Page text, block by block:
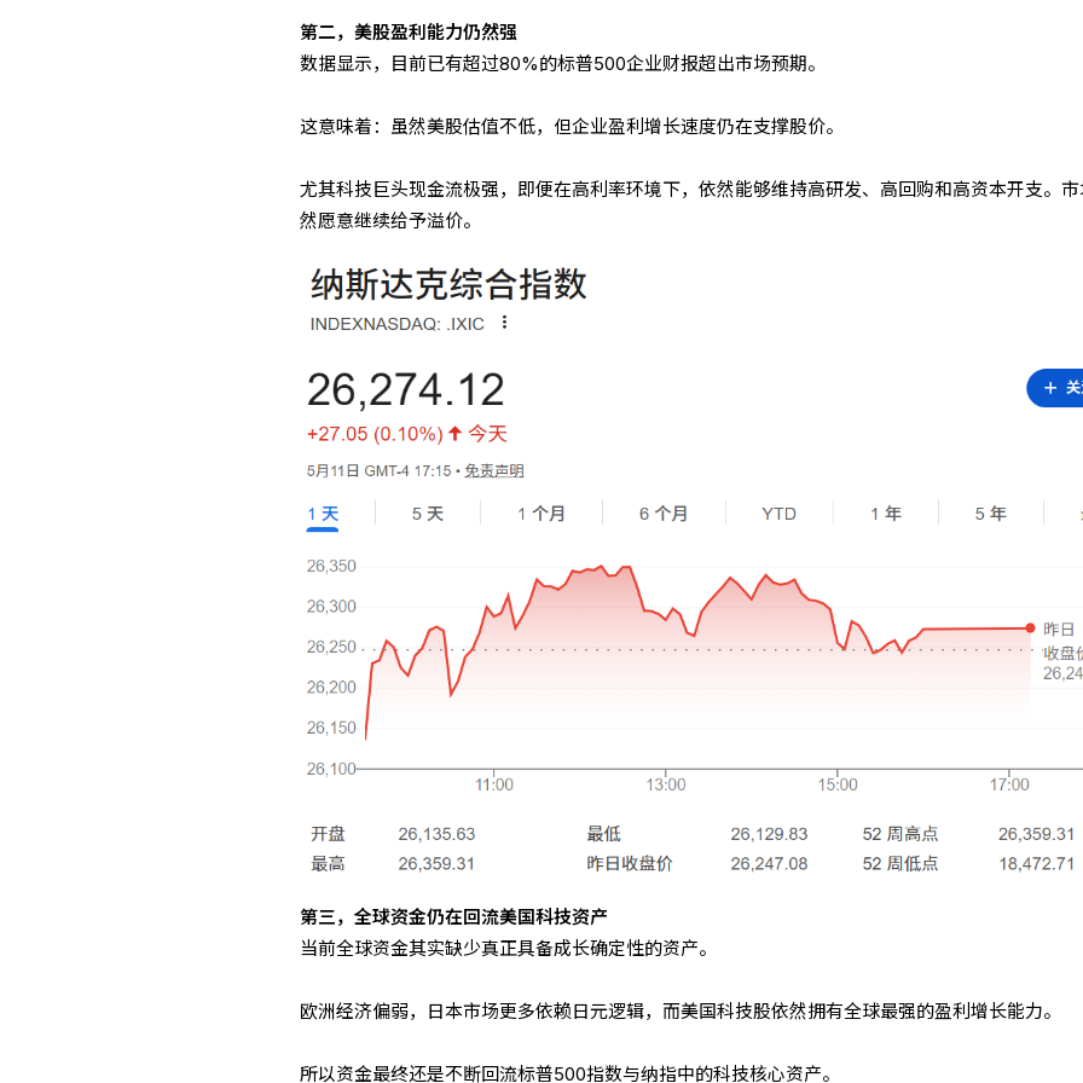
第二，美股盈利能力仍然强
数据显示，目前已有超过80%的标普500企业财报超出市场预期。
这意味着：虽然美股估值不低，但企业盈利增长速度仍在支撑股价。
尤其科技巨头现金流极强，即便在高利率环境下，依然能够维持高研发、高回购和高资本开支。
然愿意继续给予溢价。
第三，全球资金仍在回流美国科技资产
当前全球资金其实缺少真正具备成长确定性的资产。
欧洲经济偏弱，日本市场更多依赖日元逻辑，而美国科技股依然拥有全球最强的盈利增长能力。
所以资金最终还是不断回流标普500指数与纳指中的科技核心资产。